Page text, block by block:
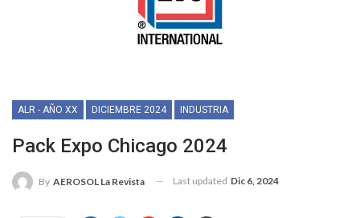
ALR - AÑO XX DICIEMBRE 2024 INDUSTRIA
Pack Expo Chicago 2024
By AEROSOL La Revista Last updated Dic 6, 2024